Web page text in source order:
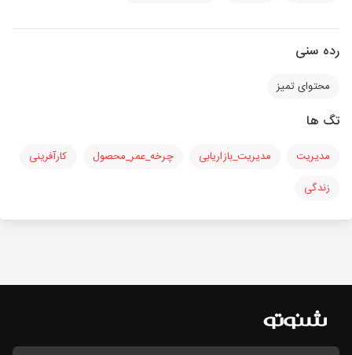
رده سنی
محتوای تمیز
تگ ها
مدیریت مدیریت_بازاریابی چرخه_عمر_محصول
کارآفرینی
زندگی